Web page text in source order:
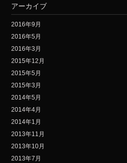
アーカイブ
2016年9月
2016年5月
2016年3月
2015年12月
2015年5月
2015年3月
2014年5月
2014年4月
2014年1月
2013年11月
2013年10月
2013年7月